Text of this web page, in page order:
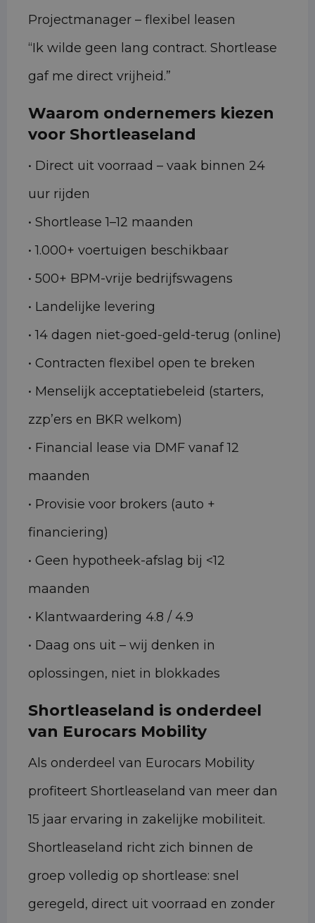
Projectmanager – flexibel leasen
“Ik wilde geen lang contract. Shortlease
gaf me direct vrijheid.”
Waarom ondernemers kiezen
voor Shortleaseland
• Direct uit voorraad – vaak binnen 24
uur rijden
• Shortlease 1–12 maanden
• 1.000+ voertuigen beschikbaar
• 500+ BPM-vrije bedrijfswagens
• Landelijke levering
• 14 dagen niet-goed-geld-terug (online)
• Contracten flexibel open te breken
• Menselijk acceptatiebeleid (starters,
zzp’ers en BKR welkom)
• Financial lease via DMF vanaf 12
maanden
• Provisie voor brokers (auto +
financiering)
• Geen hypotheek-afslag bij <12
maanden
• Klantwaardering 4.8 / 4.9
• Daag ons uit – wij denken in
oplossingen, niet in blokkades
Shortleaseland is onderdeel
van Eurocars Mobility
Als onderdeel van Eurocars Mobility
profiteert Shortleaseland van meer dan
15 jaar ervaring in zakelijke mobiliteit.
Shortleaseland richt zich binnen de
groep volledig op shortlease: snel
geregeld, direct uit voorraad en zonder